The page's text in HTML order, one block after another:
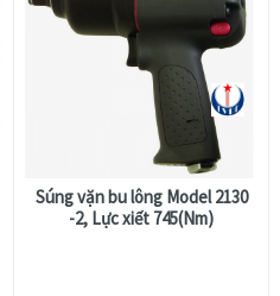
Súng vặn bu lông Model 2130
-2, Lực xiết 745(Nm)